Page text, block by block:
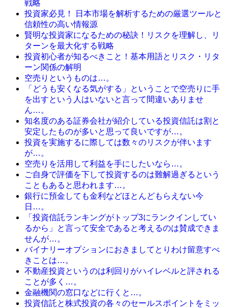
戦略
投資家必見！ 日本市場を解析するための厳選ツールと
信頼性の高い情報源
賢明な投資家になるための秘訣！リスクを理解し、リ
ターンを最大化する戦略
投資初心者が知るべきこと！基本用語とリスク・リタ
ーン関係の解明
空売りというものは…。
「どうも安くなる気がする」ということで空売りに手
を出すという人はいないと言って間違いありませ
ん…。
知名度のある証券会社が紹介している投資信託は割と
安定したものが多いと思って良いですが…。
投資を実施するに際しては数々のリスクが伴います
が…。
空売りを活用して利益を手にしたいなら…。
ご自身で評価を下して投資するのは難解過ぎるという
こともあると思われます…。
銀行に預金しても金利などほとんどもらえない今
日…。
「投資信託ランキングがトップ3にランクインしてい
るから」と言って安全であると考えるのは賛成できま
せんが…。
バイナリーオプションにおきましてとりわけ留意すべ
きことは…。
不動産投資というのは利回りがハイレベルと評される
ことが多く…。
金融機関の窓口などに行くと…。
投資信託と株式投資の各々のセールスポイントをミッ